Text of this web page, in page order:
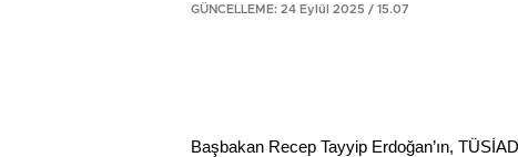
GÜNCELLEME: 24 Eylül 2025 / 15.07
Başbakan Recep Tayyip Erdoğan’ın,